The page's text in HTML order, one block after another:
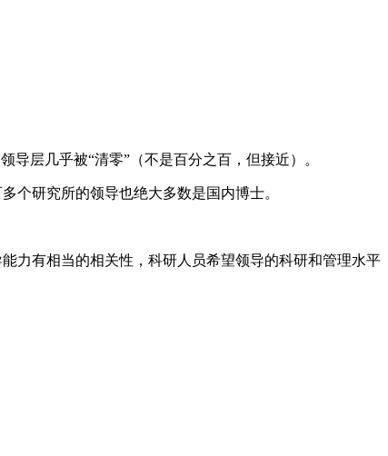
层几乎被“清零”（不是百分之百，但接近）。
个研究所的领导也绝大多数是国内博士。
力有相当的相关性，科研人员希望领导的科研和管理水平